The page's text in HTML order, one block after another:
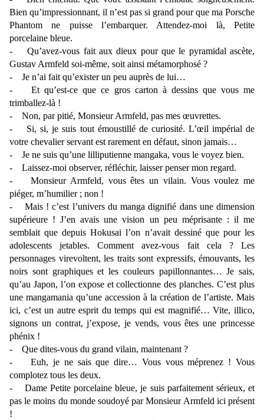
Bien qu’impressionnant, il n’est pas si grand pour que ma Porsche
Phantom ne puisse l’embarquer. Attendez-moi là, Petite
porcelaine bleue.
- Qu’avez-vous fait aux dieux pour que le pyramidal ascète,
Gustav Armfeld soi-même, soit ainsi métamorphosé ?
- Je n’ai fait qu’exister un peu auprès de lui…
- Et qu’est-ce que ce gros carton à dessins que vous me
trimballez-là !
- Non, par pitié, Monsieur Armfeld, pas mes œuvrettes.
- Si, si, je suis tout émoustillé de curiosité. L’œil impérial de
votre chevalier servant est rarement en défaut, sinon jamais…
- Je ne suis qu’une lilliputienne mangaka, vous le voyez bien.
- Laissez-moi observer, réfléchir, laisser penser mon regard.
- Monsieur Armfeld, vous êtes un vilain. Vous voulez me
piéger, m’humilier ; non !
- Mais ! c’est l’univers du manga dignifié dans une dimension
supérieure ! J’en avais une vision un peu méprisante : il me
semblait que depuis Hokusai l’on n’avait dessiné que pour les
adolescents jetables. Comment avez-vous fait cela ? Les
personnages virevoltent, les traits sont expressifs, émouvants, les
noirs sont graphiques et les couleurs papillonnantes… Je sais,
qu’au Japon, l’on expose et collectionne des planches. C’est plus
une mangamania qu’une accession à la création de l’artiste. Mais
ici, c’est un autre esprit du temps qui est magnifié… Vite, illico,
signons un contrat, j’expose, je vends, vous êtes une princesse
phénix !
- Que dites-vous du grand vilain, maintenant ?
- Euh, je ne sais que dire… Vous vous méprenez ! Vous
complotez tous les deux.
- Dame Petite porcelaine bleue, je suis parfaitement sérieux, et
pas le moins du monde soudoyé par Monsieur Armfeld ici présent
!